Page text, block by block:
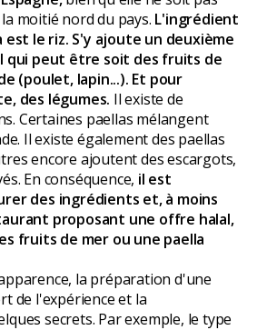
moitié nord du pays. L'ingrédient
est le riz. S'y ajoute un deuxième
qui peut être soit des fruits de
(poulet, lapin...). Et pour
des légumes. Il existe de
Certaines paellas mélangent
Il existe également des paellas
encore ajoutent des escargots,
En conséquence, il est
des ingrédients et, à moins
proposant une offre halal,
fruits de mer ou une paella
la préparation d'une
de l'expérience et la
secrets. Par exemple, le type